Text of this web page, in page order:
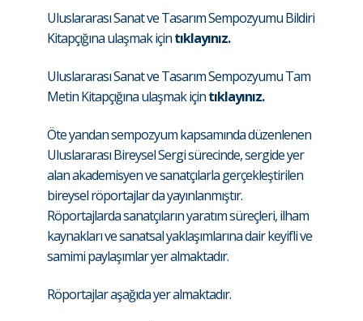
Uluslararası Sanat ve Tasarım Sempozyumu Bildiri
Kitapçığına ulaşmak içintıklayınız.
Uluslararası Sanat ve Tasarım Sempozyumu Tam
Metin Kitapçığına ulaşmak içintıklayınız.
Öte yandan sempozyum kapsamında düzenlenen
Uluslararası Bireysel Sergi sürecinde, sergide yer
alan akademisyen ve sanatçılarla gerçekleştirilen
bireysel röportajlar da yayınlanmıştır.
Röportajlarda sanatçıların yaratım süreçleri, ilham
kaynakları ve sanatsal yaklaşımlarına dair keyifli ve
samimi paylaşımlar yer almaktadır.
Röportajlar aşağıda yer almaktadır.